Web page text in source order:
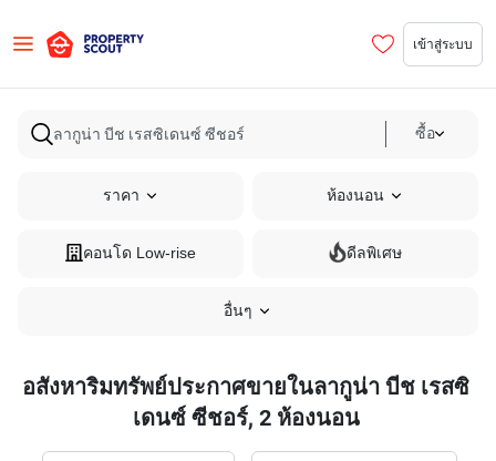
เข้าสู่ระบบ
ซื้อ
ราคา ห้องนอน
คอนโด Low-rise ดีลพิเศษ
อื่นๆ
อสังหาริมทรัพย์ประกาศขายในลากูน่า บีช เรสซิ
เดนซ์ ซีชอร์, 2 ห้องนอน